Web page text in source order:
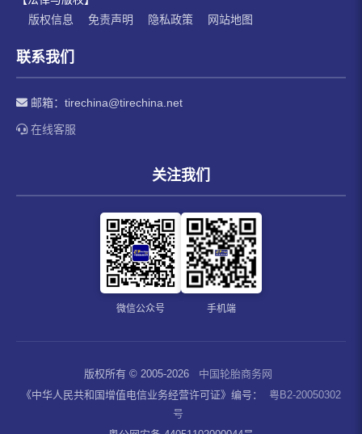
版权信息
免责声明 隐私政策 网站地图
联系我们
邮箱： tirechina@tirechina.net
在线客服
关注我们
微信公众号 手机端
版权所有 © 2005-2026
中国轮胎商务网
《中华人民共和国增值电信业务经营许可证》编号：
粤B2-20050302
号